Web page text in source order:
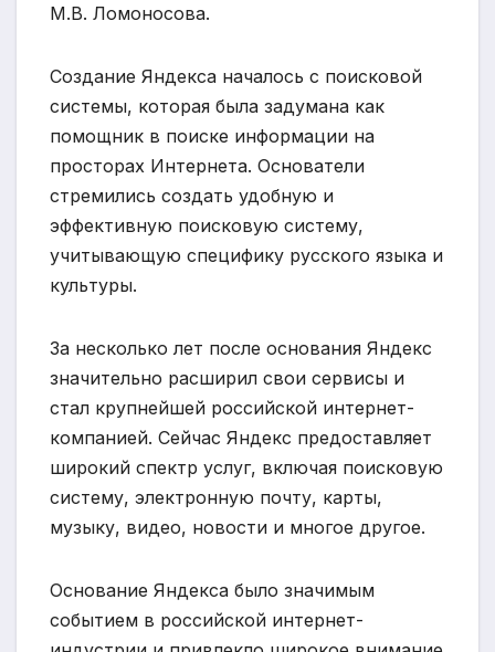
М.В. Ломоносова.
Создание Яндекса началось с поисковой
системы, которая была задумана как
помощник в поиске информации на
просторах Интернета. Основатели
стремились создать удобную и
эффективную поисковую систему,
учитывающую специфику русского языка и
культуры.
За несколько лет после основания Яндекс
значительно расширил свои сервисы и
стал крупнейшей российской интернет-
компанией. Сейчас Яндекс предоставляет
широкий спектр услуг, включая поисковую
систему, электронную почту, карты,
музыку, видео, новости и многое другое.
Основание Яндекса было значимым
событием в российской интернет-